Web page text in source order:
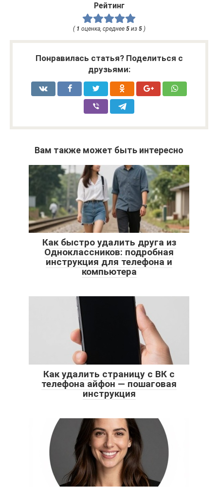
Рейтинг
( 1 оценка, среднее 5из 5)
Понравилась статья? Поделиться с
друзьями:
Вам также может быть интересно
Как быстро удалить друга из
Одноклассников: подробная
инструкция для телефона и
компьютера
Как удалить страницу с ВК с
телефона айфон — пошаговая
инструкция